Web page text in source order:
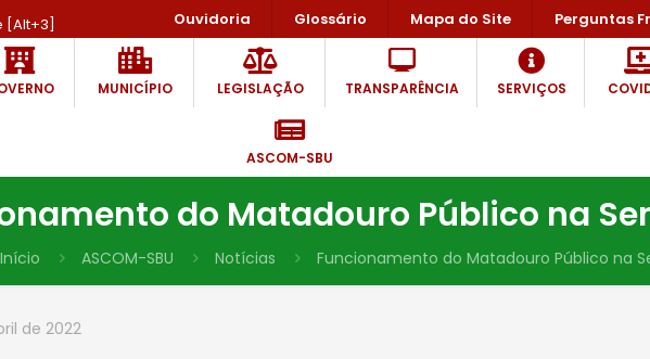
[Alt+3] Ouvidoria Glossário Mapa do Site Perguntas
MUNICÍPIO LEGISLAÇÃO TRANSPARÊNCIA SERVIÇOS
ASCOM-SBU
do Matadouro Público na
Início ASCOM-SBU Notícias Funcionamento do Matadouro Público na
de 2022